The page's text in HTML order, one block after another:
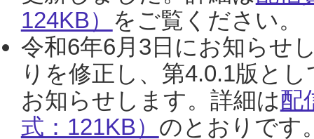
124KB） をご覧ください。
令和6年6月3日にお知らせ
りを修正し、第4.0.1版と
お知らせします。詳細は配
式：121KB） のとおりです